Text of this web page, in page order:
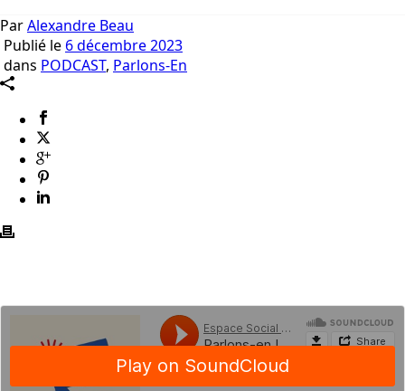
ParAlexandre Beau
Publié le 6 décembre 2023
dans PODCAST, Parlons-En